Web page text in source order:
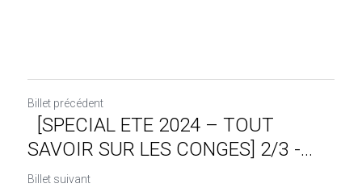
Billet précédent
[SPECIAL ETE 2024 – TOUT
SAVOIR SUR LES CONGES] 2/3 -...
Billet suivant